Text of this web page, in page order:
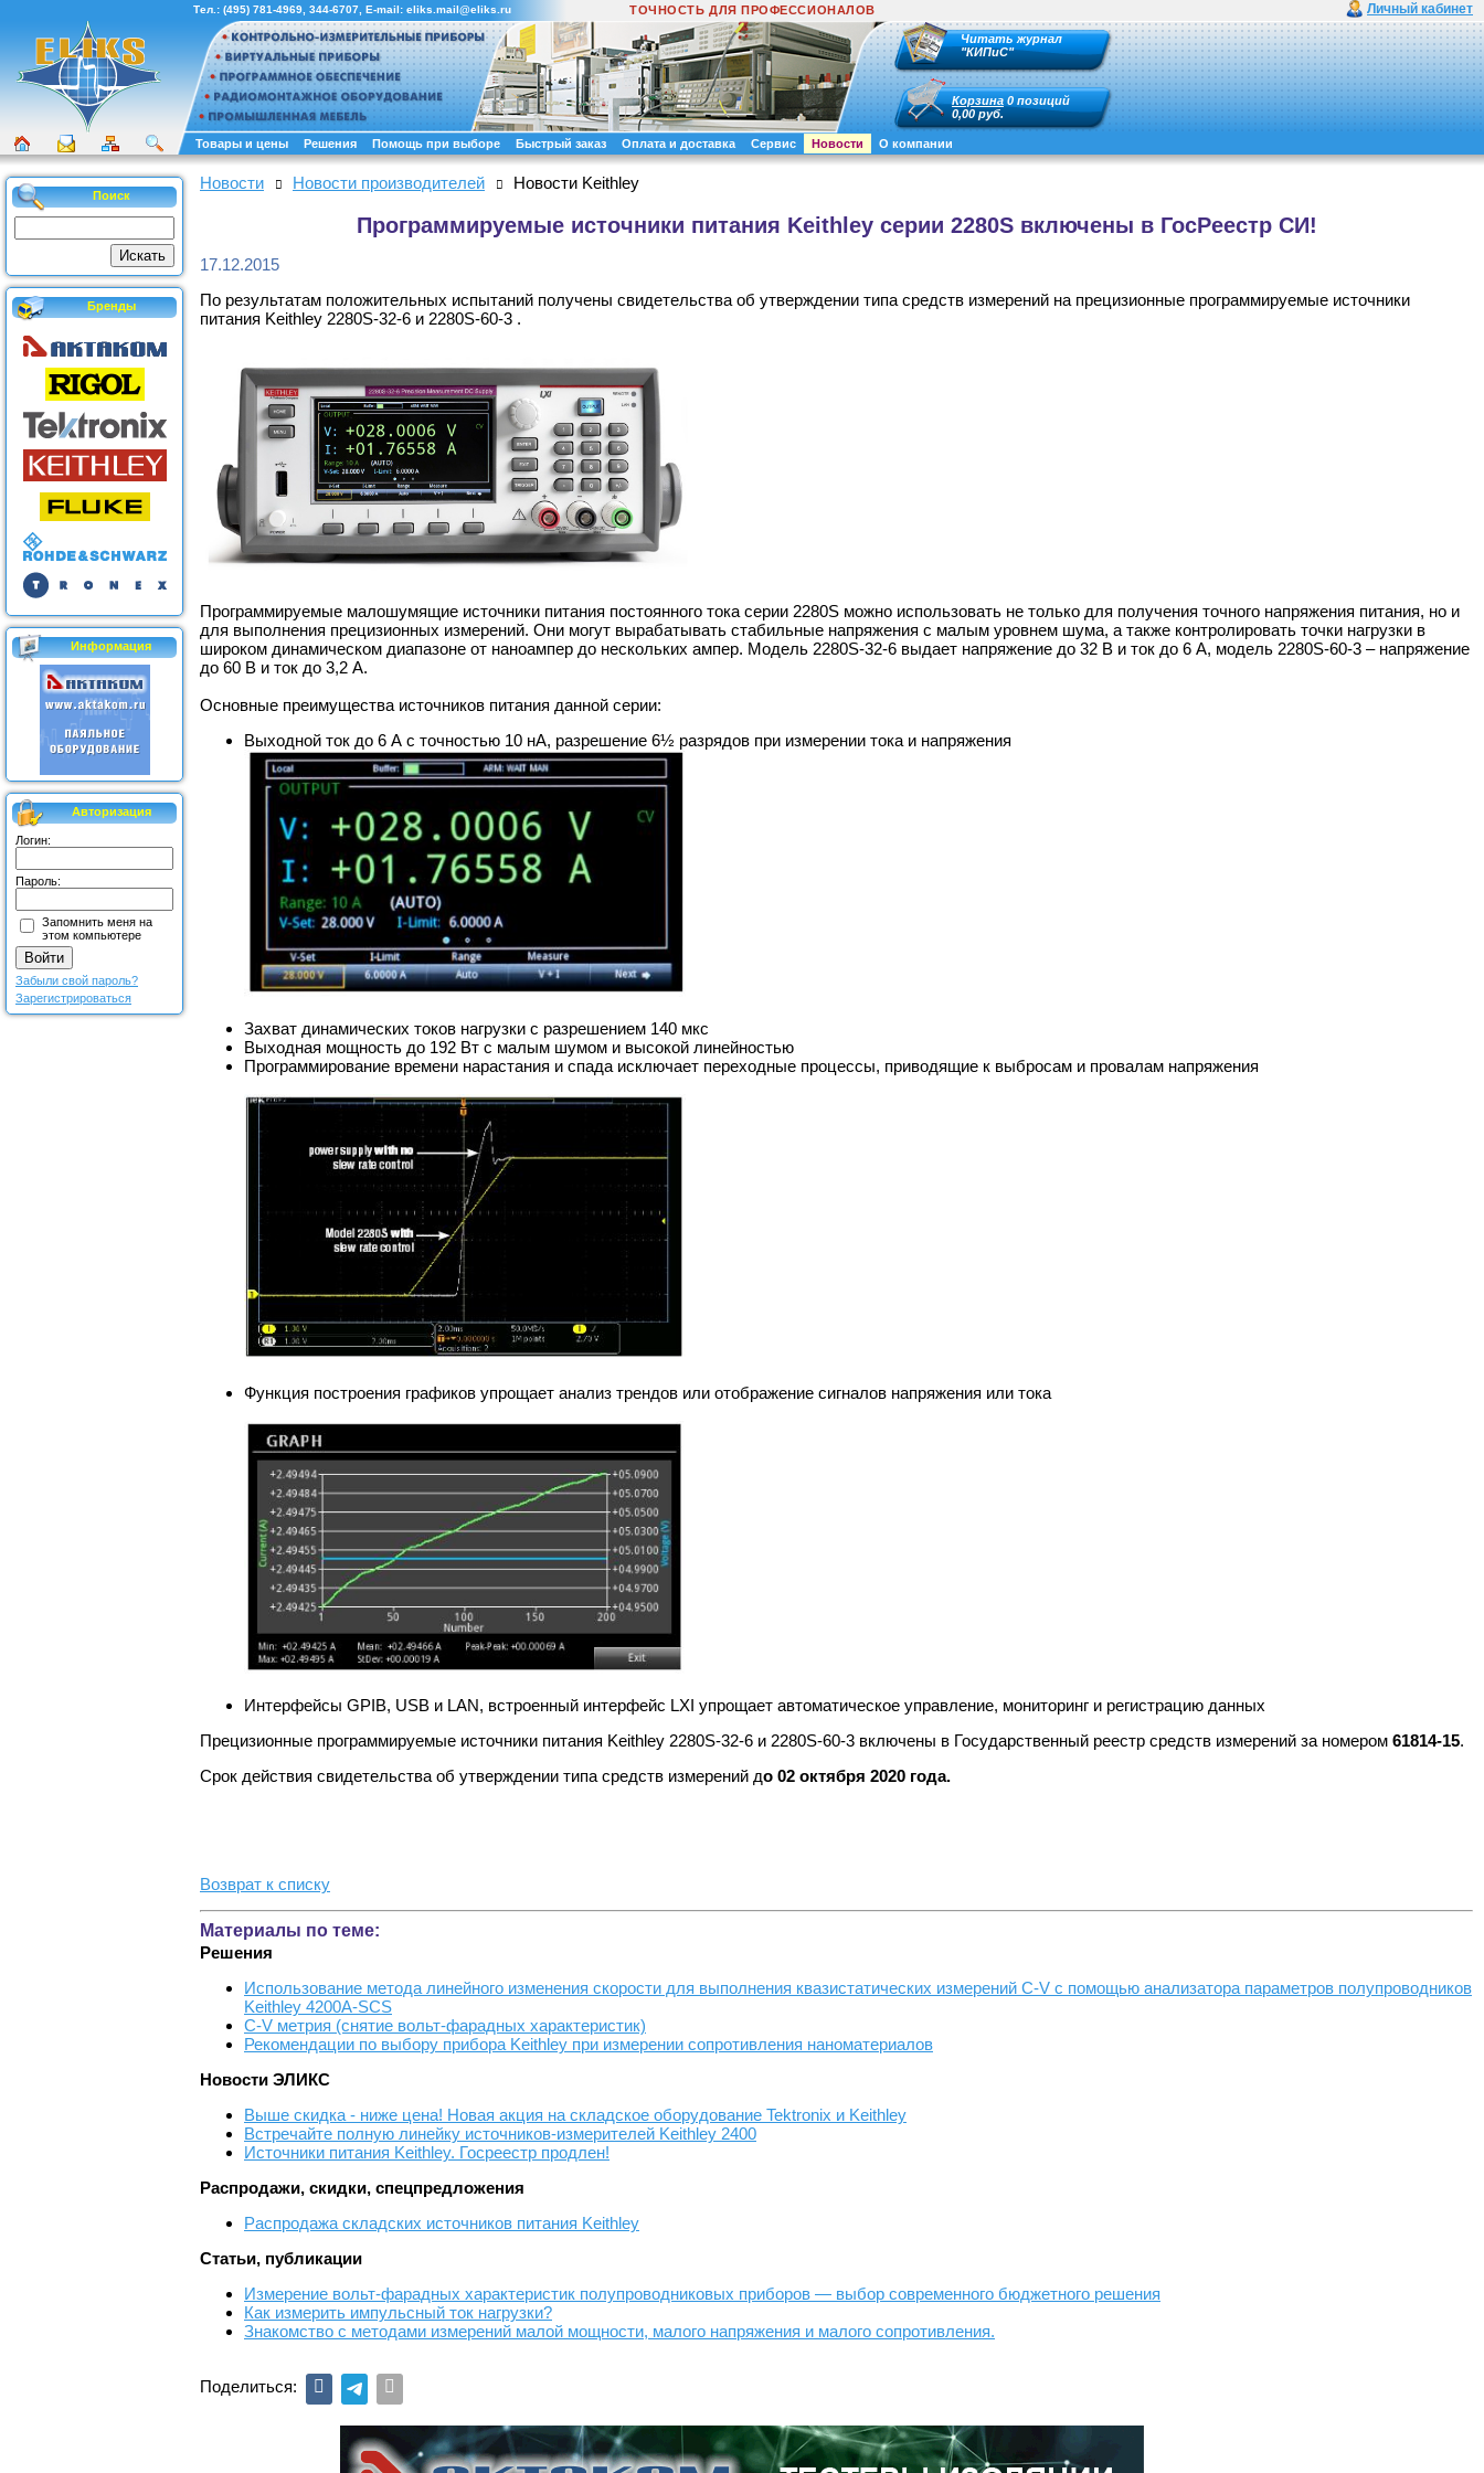
Личный кабинет
Тел.: (495) 781-4969 344-6707 , E-mail: eliks.mail@eliks.ru ТОЧНОСТЬ ДЛЯ ПРОФЕССИОНАЛОВ
Читать журнал
"КИПиС"
Корзина 0 позиций
0,00 руб.
Товары и цены Решения Помощь при выборе Быстрый заказ Оплата и доставка Сервис Новости О компании
Поиск
Бренды
Информация
Авторизация
Логин:
Пароль:
Запомнить меня на
этом компьютере
Забыли свой пароль?
Зарегистрироваться
Новости Новости производителей Новости Keithley
Программируемые источники питания Keithley серии 2280S включены в ГосРеестр СИ!
17.12.2015
По результатам положительных испытаний получены свидетельства об утверждении типа средств измерений на прецизионные программируемые источники
питания Keithley 2280S-32-6 и 2280S-60-3 .
Программируемые малошумящие источники питания постоянного тока серии 2280S можно использовать не только для получения точного напряжения питания, но и
для выполнения прецизионных измерений. Они могут вырабатывать стабильные напряжения с малым уровнем шума, а также контролировать точки нагрузки в
широком динамическом диапазоне от наноампер до нескольких ампер. Модель 2280S-32-6 выдает напряжение до 32 В и ток до 6 А, модель 2280S-60-3 – напряжение
до 60 В и ток до 3,2 А.
Основные преимущества источников питания данной серии:
Выходной ток до 6 А с точностью 10 нА, разрешение 6½ разрядов при измерении тока и напряжения
Захват динамических токов нагрузки с разрешением 140 мкс
Выходная мощность до 192 Вт с малым шумом и высокой линейностью
Программирование времени нарастания и спада исключает переходные процессы, приводящие к выбросам и провалам напряжения
Функция построения графиков упрощает анализ трендов или отображение сигналов напряжения или тока
Интерфейсы GPIB, USB и LAN, встроенный интерфейс LXI упрощает автоматическое управление, мониторинг и регистрацию данных
Прецизионные программируемые источники питания Keithley 2280S-32-6 и 2280S-60-3 включены в Государственный реестр средств измерений за номером 61814-15.
Срок действия свидетельства об утверждении типа средств измерений до 02 октября 2020 года.
Возврат к списку
Материалы по теме:
Решения
Использование метода линейного изменения скорости для выполнения квазистатических измерений C-V с помощью анализатора параметров полупроводников
Keithley 4200A-SCS
C-V метрия (снятие вольт-фарадных характеристик)
Рекомендации по выбору прибора Keithley при измерении сопротивления наноматериалов
Новости ЭЛИКС
Выше скидка - ниже цена! Новая акция на складское оборудование Tektronix и Keithley
Встречайте полную линейку источников-измерителей Keithley 2400
Источники питания Keithley. Госреестр продлен!
Распродажи, скидки, спецпредложения
Распродажа складских источников питания Keithley
Статьи, публикации
Измерение вольт-фарадных характеристик полупроводниковых приборов — выбор современного бюджетного решения
Как измерить импульсный ток нагрузки?
Знакомство с методами измерений малой мощности, малого напряжения и малого сопротивления.
Поделиться: